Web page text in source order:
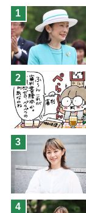
猫が母になつき
息子の遠距離
兄がボケました
予防法
1
2
3
4